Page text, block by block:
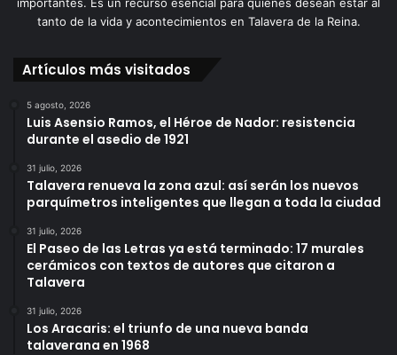
tanto de la vida y acontecimientos en Talavera de la Reina.
Artículos más visitados
5 agosto, 2026
Luis Asensio Ramos, el Héroe de Nador: resistencia
durante el asedio de 1921
31 julio, 2026
Talavera renueva la zona azul: así serán los nuevos
parquímetros inteligentes que llegan a toda la ciudad
31 julio, 2026
El Paseo de las Letras ya está terminado: 17 murales
cerámicos con textos de autores que citaron a
Talavera
31 julio, 2026
Los Aracaris: el triunfo de una nueva banda
talaverana en 1968